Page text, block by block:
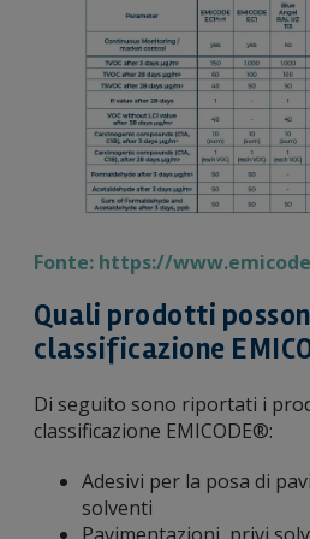
Fonte: https://
Quali prodotti
classificazione
Di seguito sono riportati i
classificazione EMICODE®:
Adesivi per la posa di
solventi